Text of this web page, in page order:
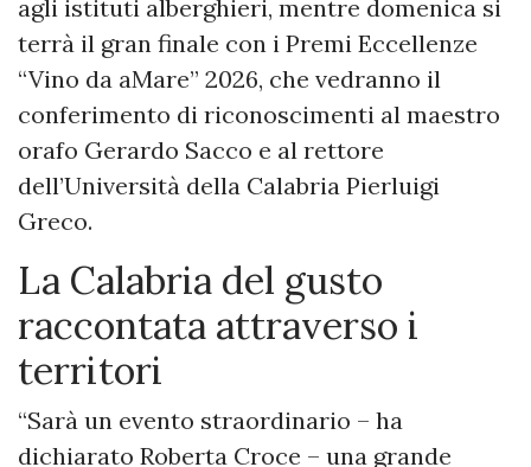
agli istituti alberghieri, mentre domenica si
terrà il gran finale con i Premi Eccellenze
“Vino da aMare” 2026, che vedranno il
conferimento di riconoscimenti al maestro
orafo Gerardo Sacco e al rettore
dell’Università della Calabria Pierluigi
Greco.
La Calabria del gusto
raccontata attraverso i
territori
“Sarà un evento straordinario – ha
dichiarato Roberta Croce – una grande